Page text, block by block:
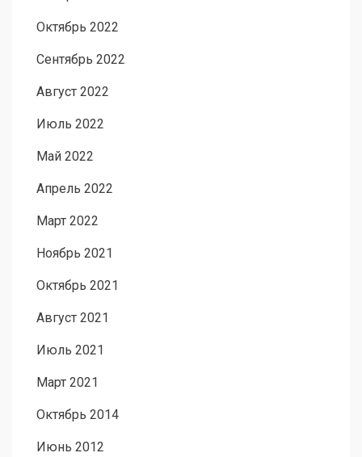
Октябрь 2022
Сентябрь 2022
Август 2022
Июль 2022
Май 2022
Апрель 2022
Март 2022
Ноябрь 2021
Октябрь 2021
Август 2021
Июль 2021
Март 2021
Октябрь 2014
Июнь 2012